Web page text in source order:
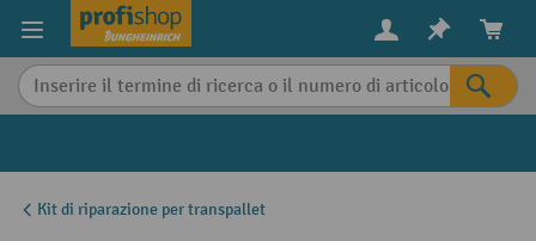
content
Kit di riparazione per transpallet